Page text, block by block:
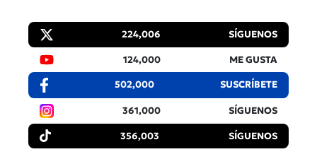
224,006 SÍGUENOS
124,000 ME GUSTA
502,000 SUSCRÍBETE
361,000 SÍGUENOS
356,003 SÍGUENOS